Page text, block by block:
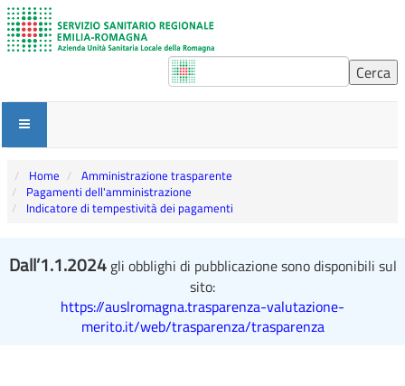
Home
Amministrazione trasparente
Pagamenti dell'amministrazione
Indicatore di tempestività dei pagamenti
Dall’1.1.2024gli obblighi di pubblicazione sono disponibili sul
sito:
https://auslromagna.trasparenza-valutazione-
merito.it/web/trasparenza/trasparenza